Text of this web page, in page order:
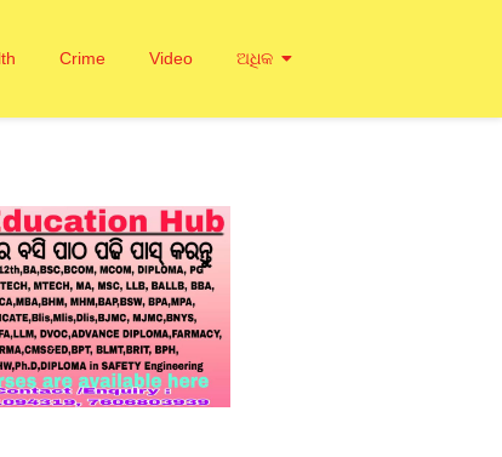
Crime Video ଅଧିକ